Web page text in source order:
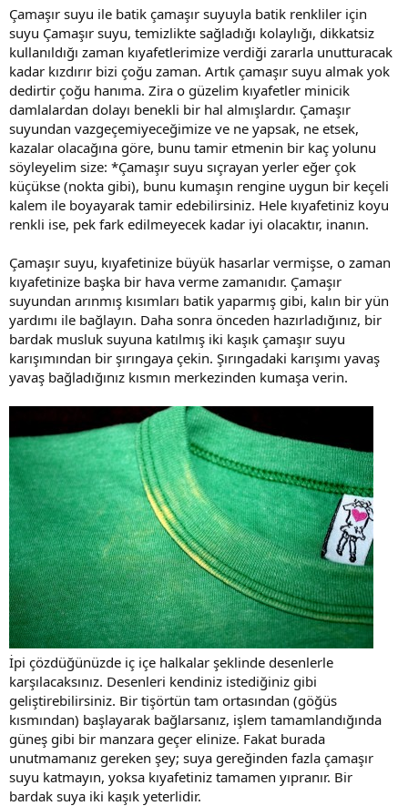
l
a
t
a
n
a
i
h
Çamaşır suyu ile batik çamaşır suyuyla batik renkliler için
suyu Çamaşır suyu, temizlikte sağladığı kolaylığı, dikkatsiz
kullanıldığı zaman kıyafetlerimize verdiği zararla unutturacak
kadar kızdırır bizi çoğu zaman. Artık çamaşır suyu almak yok
dedirtir çoğu hanıma. Zira o güzelim kıyafetler minicik
damlalardan dolayı benekli bir hal almışlardır. Çamaşır
suyundan vazgeçemiyeceğimize ve ne yapsak, ne etsek,
kazalar olacağına göre, bunu tamir etmenin bir kaç yolunu
söyleyelim size: *Çamaşır suyu sıçrayan yerler eğer çok
küçükse (nokta gibi), bunu kumaşın rengine uygun bir keçeli
kalem ile boyayarak tamir edebilirsiniz. Hele kıyafetiniz koyu
renkli ise, pek fark edilmeyecek kadar iyi olacaktır, inanın.
Çamaşır suyu, kıyafetinize büyük hasarlar vermişse, o zaman
kıyafetinize başka bir hava verme zamanıdır. Çamaşır
suyundan arınmış kısımları batik yaparmış gibi, kalın bir yün
yardımı ile bağlayın. Daha sonra önceden hazırladığınız, bir
bardak musluk suyuna katılmış iki kaşık çamaşır suyu
karışımından bir şırıngaya çekin. Şırıngadaki karışımı yavaş
yavaş bağladığınız kısmın merkezinden kumaşa verin.
İpi çözdüğünüzde iç içe halkalar şeklinde desenlerle
karşılacaksınız. Desenleri kendiniz istediğiniz gibi
geliştirebilirsiniz. Bir tişörtün tam ortasından (göğüs
kısmından) başlayarak bağlarsanız, işlem tamamlandığında
güneş gibi bir manzara geçer elinize. Fakat burada
unutmamanız gereken şey; suya gereğinden fazla çamaşır
suyu katmayın, yoksa kıyafetiniz tamamen yıpranır. Bir
bardak suya iki kaşık yeterlidir.